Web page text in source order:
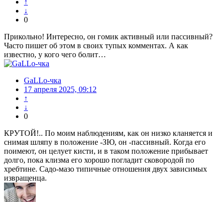
↑
↓
0
Прикольно! Интересно, он гомик активный или пассивный?
Часто пишет об этом в своих тупых комментах. А как
известно, у кого чего болит…
GaLLo-чка
17 апреля 2025, 09:12
↑
↓
0
КРУТОЙ!.. По моим наблюдениям, как он низко кланяется и
снимая шляпу в положение -ЗЮ, он -пассивный. Когда его
поимеют, он целует кисти, и в таком положение прибывает
долго, пока клизма его хорошо погладит сковородой по
хребтине. Садо-мазо типичные отношения двух зависимых
извращенца.